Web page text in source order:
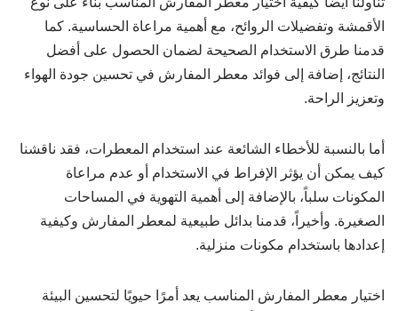
الأقمشة وتفضيلات الروائح، مع أهمية مراعاة الحساسية. كما
قدمنا طرق الاستخدام الصحيحة لضمان الحصول على أفضل
النتائج، إضافة إلى فوائد معطر المفارش في تحسين جودة الهواء
وتعزيز الراحة.
أما بالنسبة للأخطاء الشائعة عند استخدام المعطرات، فقد ناقشنا
كيف يمكن أن يؤثر الإفراط في الاستخدام أو عدم مراعاة
المكونات سلباً، بالإضافة إلى أهمية التهوية في المساحات
الصغيرة. وأخيراً، قدمنا بدائل طبيعية لمعطر المفارش وكيفية
إعدادها باستخدام مكونات منزلية.
اختيار معطر المفارش المناسب يعد أمرًا حيويًا لتحسين البيئة